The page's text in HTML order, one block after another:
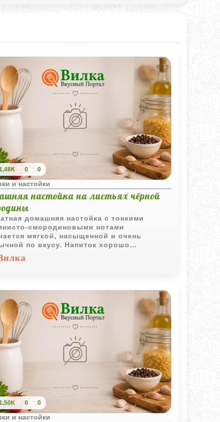
0 0
и настойки
настойка на листьях чёрной
домашняя настойка с тонкими
смородиновыми нотами
мягкой, насыщенной и очень
по вкусу. Напиток хорошо
с закусками и раскрывает свежий
молодых листьев.
0 0
и настойки